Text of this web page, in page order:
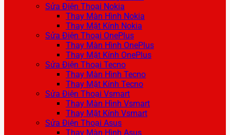
Sửa Điện Thoại Nokia
Thay Màn Hình Nokia
Thay Mặt Kính Nokia
Sửa Điện Thoại OnePlus
Thay Màn Hình OnePlus
Thay Mặt Kính OnePlus
Sửa Điện Thoại Tecno
Thay Màn Hình Tecno
Thay Mặt Kính Tecno
Sửa Điện Thoại Vsmart
Thay Màn Hình Vsmart
Thay Mặt Kính Vsmart
Sửa Điện Thoại Asus
Thay Màn Hình Asus